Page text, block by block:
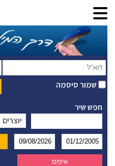
שמור סיסמה
חפש שיר
יוצרים